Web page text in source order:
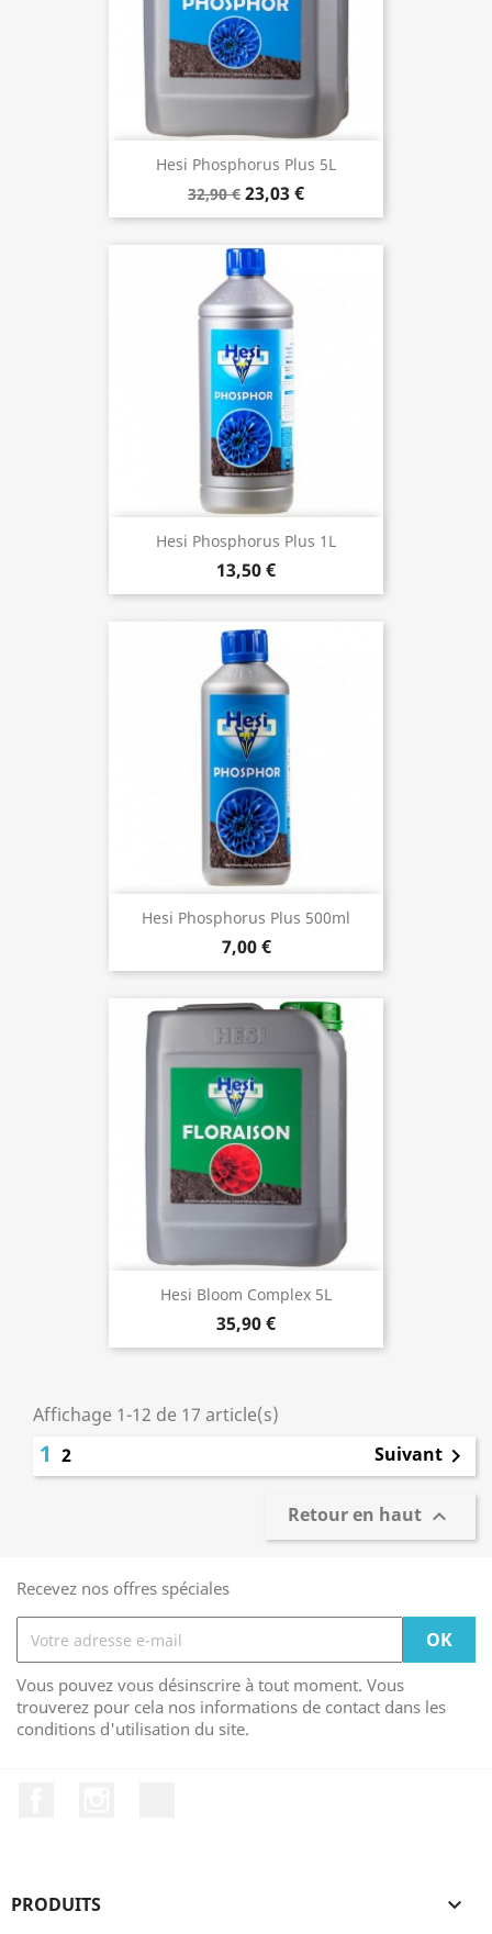
Hesi Phosphorus Plus 5L
32,90 € 23,03 €
Hesi Phosphorus Plus 1L
13,50 €
Hesi Phosphorus Plus 500ml
7,00 €
Hesi Bloom Complex 5L
35,90 €
Affichage 1-12 de 17 article(s)
1 2 Suivant 
Retour en haut 
Recevez nos offres spéciales
Vous pouvez vous désinscrire à tout moment. Vous
trouverez pour cela nos informations de contact dans les
conditions d'utilisation du site.
PRODUITS 